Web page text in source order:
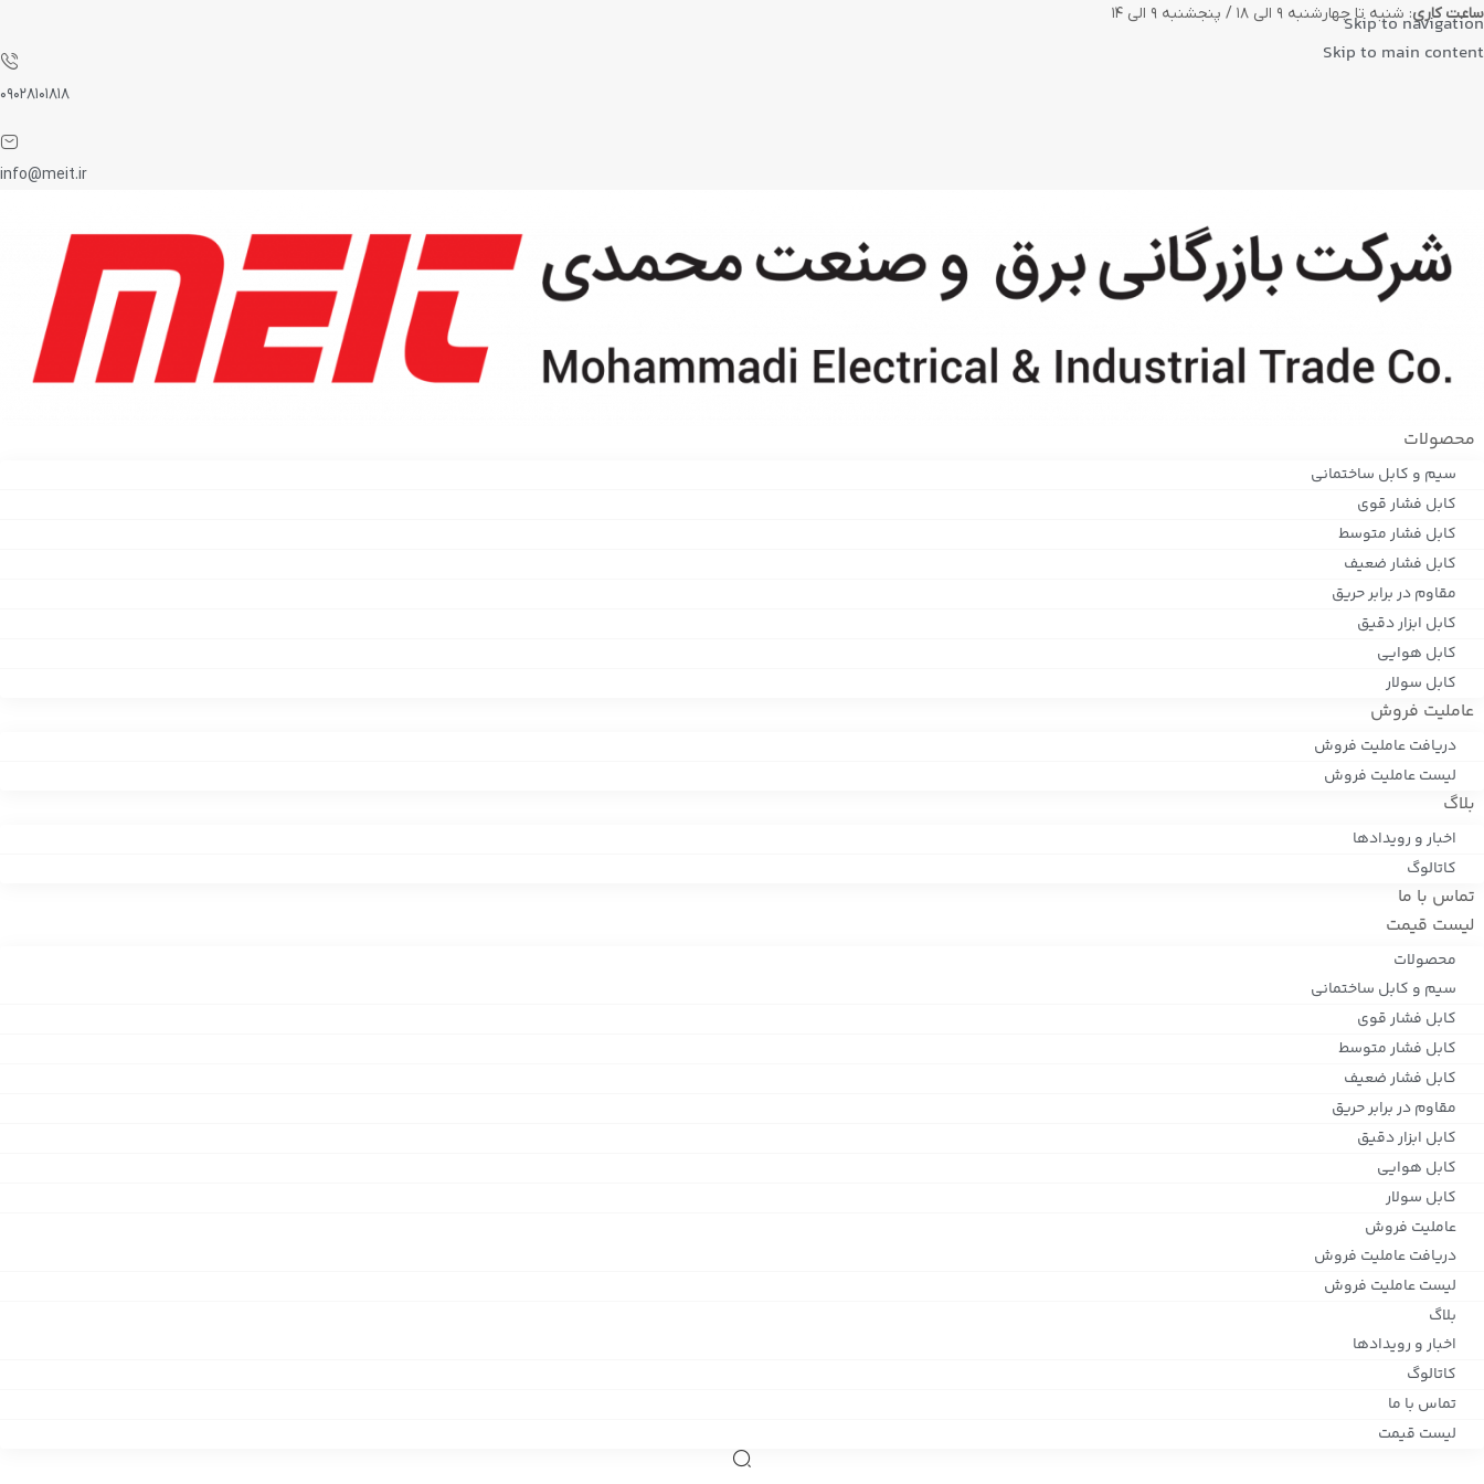
Skip to navigation
Skip to main content
ساعت کاری: شنبه تا چهارشنبه ۹ الی ۱۸ / پنجشنبه ۹ الی ۱۴
۰۹۰۲۸۱۰۱۸۱۸
info@meit.ir
محصولات
سیم و کابل ساختمانی
کابل فشار قوی
کابل فشار متوسط
کابل فشار ضعیف
مقاوم در برابر حریق
کابل ابزار دقیق
کابل هوایی
کابل سولار
عاملیت فروش
دریافت عاملیت فروش
لیست عاملیت فروش
بلاگ
اخبار و رویدادها
کاتالوگ
تماس با ما
لیست قیمت
محصولات
سیم و کابل ساختمانی
کابل فشار قوی
کابل فشار متوسط
کابل فشار ضعیف
مقاوم در برابر حریق
کابل ابزار دقیق
کابل هوایی
کابل سولار
عاملیت فروش
دریافت عاملیت فروش
لیست عاملیت فروش
بلاگ
اخبار و رویدادها
کاتالوگ
تماس با ما
لیست قیمت